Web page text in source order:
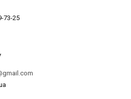
73-25